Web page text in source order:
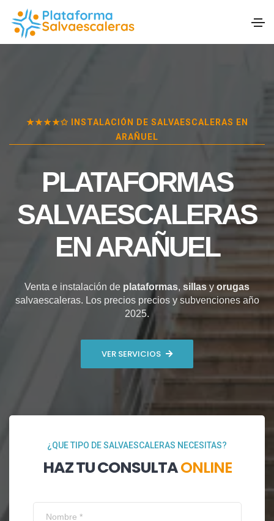
★★★★✩ INSTALACIÓN DE SALVAESCALERAS EN
ARAÑUEL
PLATAFORMAS
SALVAESCALERAS
ENARAÑUEL
Venta e instalación de plataformas, sillas y orugas
salvaescaleras. Los precios precios y subvenciones año
2025.
VER SERVICIOS
¿QUE TIPO DE SALVAESCALERAS NECESITAS?
HAZ TU CONSULTAONLINE